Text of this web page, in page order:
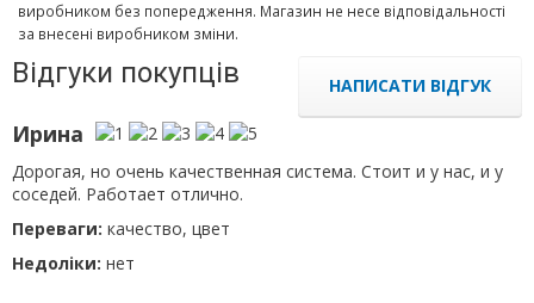
виробником без попередження. Магазин не несе відповідальності
за внесені виробником зміни.
Відгуки покупців НАПИСАТИ ВІДГУК
Ирина
Дорогая, но очень качественная система. Стоит и у нас, и у
соседей. Работает отлично.
Переваги: качество, цвет
Недоліки: нет